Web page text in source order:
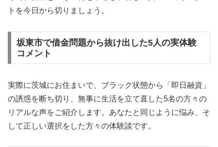
トを今日から切りましょう。
坂東市で借金問題から抜け出した5人の実体験
コメント
実際に茨城にお住まいで、ブラック状態から「即日融資」
の誘惑を断ち切り、無事に生活を立て直した5名の方々の
リアルな声をご紹介します。あなたと同じように悩み、そ
して正しい選択をした方々の体験談です。